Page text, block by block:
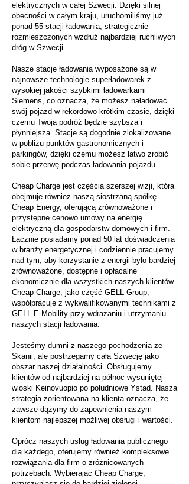
elektrycznych w całej Szwecji. Dzięki silnej
obecności w całym kraju, uruchomiliśmy już
ponad 55 stacji ładowania, strategicznie
rozmieszczonych wzdłuż najbardziej ruchliwych
dróg w Szwecji.
Nasze stacje ładowania wyposażone są w
najnowsze technologie superładowarek z
wysokiej jakości szybkimi ładowarkami
Siemens, co oznacza, że możesz naładować
swój pojazd w rekordowo krótkim czasie, dzięki
czemu Twoja podróż będzie szybsza i
płynniejsza. Stacje są dogodnie zlokalizowane
w pobliżu punktów gastronomicznych i
parkingów, dzięki czemu możesz łatwo zrobić
sobie przerwę podczas ładowania pojazdu.
Cheap Charge jest częścią szerszej wizji, która
obejmuje również naszą siostrzaną spółkę
Cheap Energy, oferującą zrównoważone i
przystępne cenowo umowy na energię
elektryczną dla gospodarstw domowych i firm.
Łącznie posiadamy ponad 50 lat doświadczenia
w branży energetycznej i codziennie pracujemy
nad tym, aby korzystanie z energii było bardziej
zrównoważone, dostępne i opłacalne
ekonomicznie dla wszystkich naszych klientów.
Cheap Charge, jako część GELL Group,
współpracuje z wykwalifikowanymi technikami z
GELL E-Mobility przy wdrażaniu i utrzymaniu
naszych stacji ładowania.
Jesteśmy dumni z naszego pochodzenia ze
Skanii, ale postrzegamy całą Szwecję jako
obszar naszej działalności. Obsługujemy
klientów od najbardziej na północ wysuniętej
wioski Keinovuopio po południowe Ystad. Nasza
strategia zorientowana na klienta oznacza, że
zawsze dążymy do zapewnienia naszym
klientom najlepszej możliwej obsługi i wartości.
Oprócz naszych usług ładowania publicznego
dla każdego, oferujemy również kompleksowe
rozwiązania dla firm o zróżnicowanych
potrzebach. Wybierając Cheap Charge,